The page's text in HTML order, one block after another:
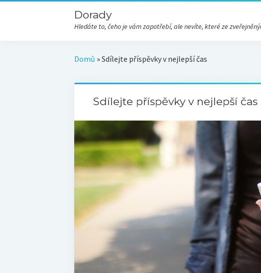
Dorady
Hledáte to, čeho je vám zapotřebí, ale nevíte, které ze
Domů »Sdílejte příspěvky v nejlepší čas
Sdílejte příspěvky v nejlepší čas